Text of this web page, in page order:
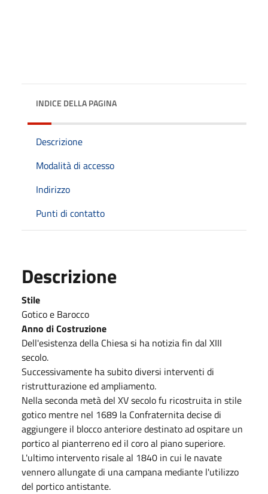
INDICE DELLA PAGINA
Descrizione
Modalità di accesso
Indirizzo
Punti di contatto
Descrizione
Stile
Gotico e Barocco
Anno di Costruzione
Dell'esistenza della Chiesa si ha notizia fin dal XIII
secolo.
Successivamente ha subito diversi interventi di
ristrutturazione ed ampliamento.
Nella seconda metà del XV secolo fu ricostruita in stile
gotico mentre nel 1689 la Confraternita decise di
aggiungere il blocco anteriore destinato ad ospitare un
portico al pianterreno ed il coro al piano superiore.
L'ultimo intervento risale al 1840 in cui le navate
vennero allungate di una campana mediante l'utilizzo
del portico antistante.